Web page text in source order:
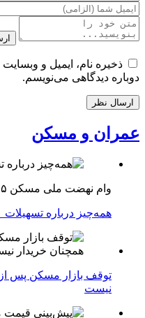
ذخیره نام، ایمیل و
دوباره دیدگاهی می‌نویسم.
عمران و مسکن
وام نهضت ملی مسکن ۱۴۰۵؛
همه‌چیز درباره تسهیلات ۸۵۰ میلیونی
توقف بازار مسکن پس
نیست